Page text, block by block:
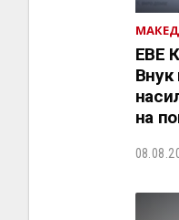
ЕВЕ
Внук
на